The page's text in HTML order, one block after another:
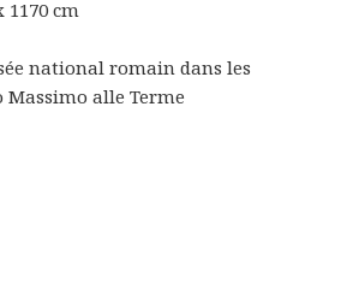
1170 cm
national romain dans les
Massimo alle Terme